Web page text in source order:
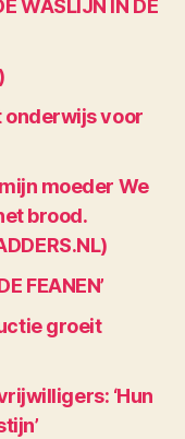
WASLIJN IN DE
onderwijs voor
moeder We
brood.
FEANEN’
groeit
‘Hun